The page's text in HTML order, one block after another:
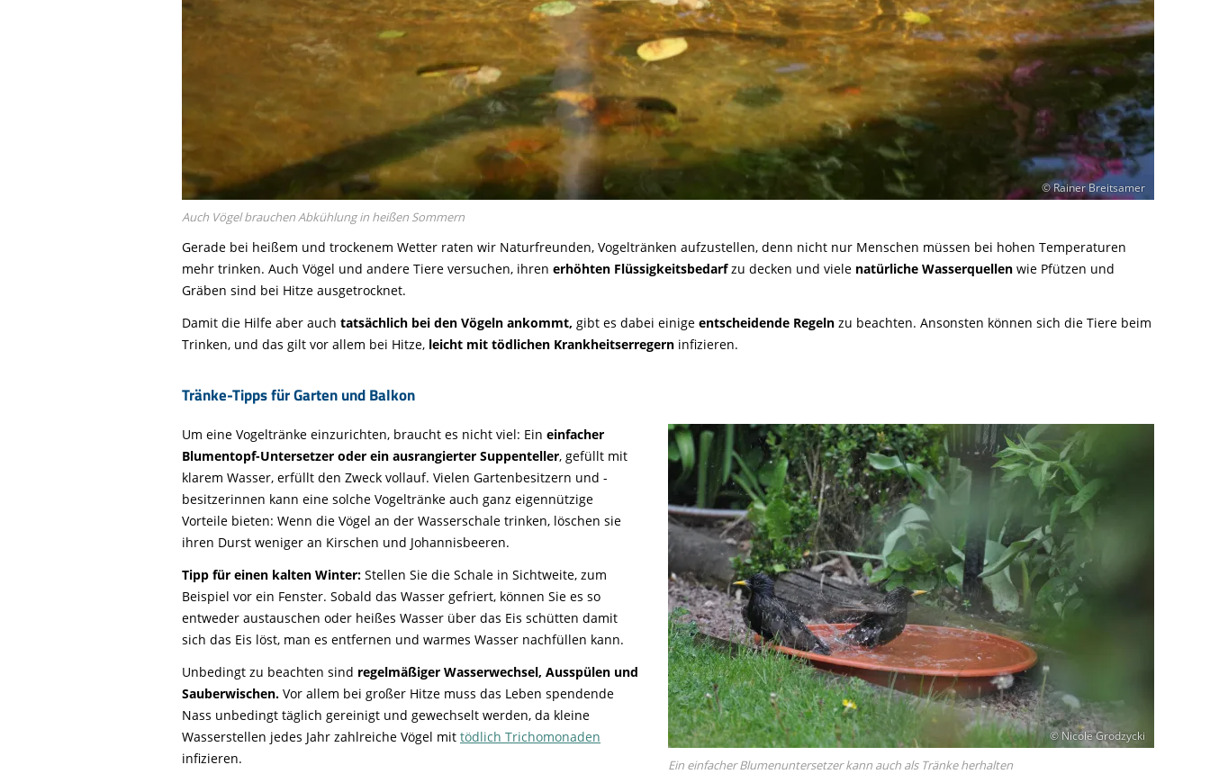
© Rainer Breitsamer
Auch Vögel brauchen Abkühlung in heißen Sommern
Gerade bei heißem und trockenem Wetter raten wir Naturfreunden, Vogeltränken aufzustellen, denn nicht nur Menschen müssen bei hohen Temperaturen
mehr trinken. Auch Vögel und andere Tiere versuchen, ihren erhöhten Flüssigkeitsbedarfzu decken und viele natürliche Wasserquellen wie Pfützen und
Gräben sind bei Hitze ausgetrocknet.
Damit die Hilfe aber auch tatsächlich bei den Vögeln ankommt, gibt es dabei einige entscheidende Regeln zu beachten. Ansonsten können sich die Tiere beim
Trinken, und das gilt vor allem bei Hitze, leicht mit tödlichen Krankheitserregern infizieren.
Tränke-Tipps für Garten und Balkon
© Nicole Grodzycki
Ein einfacher Blumenuntersetzer kann auch als Tränke herhalten
Um eine Vogeltränke einzurichten, braucht es nicht viel: Ein einfacher
Blumentopf-Untersetzer oder ein ausrangierter Suppenteller, gefüllt mit
klarem Wasser, erfüllt den Zweck vollauf. Vielen Gartenbesitzern und -
besitzerinnen kann eine solche Vogeltränke auch ganz eigennützige
Vorteile bieten: Wenn die Vögel an der Wasserschale trinken, löschen sie
ihren Durst weniger an Kirschen und Johannisbeeren.
Tipp für einen kalten Winter: Stellen Sie die Schale in Sichtweite, zum
Beispiel vor ein Fenster. Sobald das Wasser gefriert, können Sie es so
entweder austauschen oder heißes Wasser über das Eis schütten damit
sich das Eis löst, man es entfernen und warmes Wasser nachfüllen kann.
Unbedingt zu beachten sind regelmäßiger Wasserwechsel, Ausspülen und
Sauberwischen. Vor allem bei großer Hitze muss das Leben spendende
Nass unbedingt täglich gereinigt und gewechselt werden, da kleine
Wasserstellen jedes Jahr zahlreiche Vögel mit tödlich Trichomonaden
infizieren.